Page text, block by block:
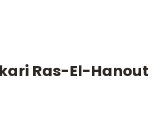
Ras-El-Hanout